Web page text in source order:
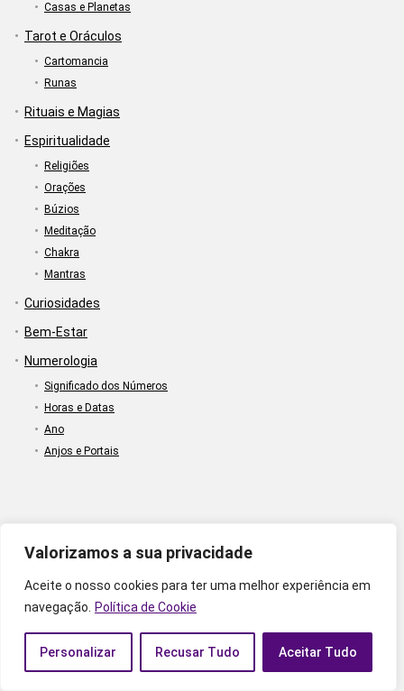
Valorizamos a sua privacidade
Aceite o nosso cookies para ter uma melhor experiência em
navegação.
Política de Cookie
Personalizar Recusar Tudo Aceitar Tudo
Casas e Planetas
Tarot e Oráculos
Cartomancia
Runas
Rituais e Magias
Espiritualidade
Religiões
Orações
Búzios
Meditação
Chakra
Mantras
Curiosidades
Bem-Estar
Numerologia
Significado dos Números
Horas e Datas
Ano
Anjos e Portais
Sobre Astros Zen
Quem Somos